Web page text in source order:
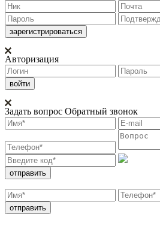
Авторизация
Задать вопрос Обратный звонок